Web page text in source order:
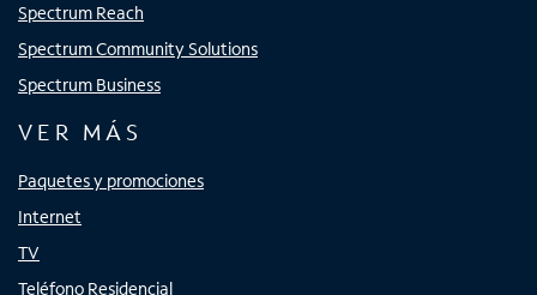
Spectrum Reach
Spectrum Community Solutions
Spectrum Business
VER MÁS
Paquetes y promociones
Internet
TV
Teléfono Residencial